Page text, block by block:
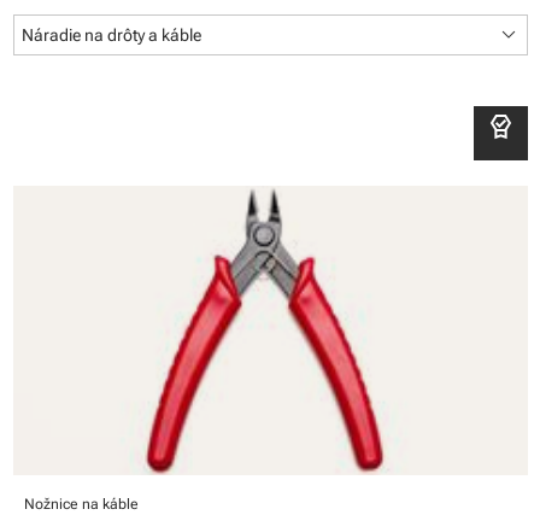
Náradie na drôty a káble keyboard_arrow_down
editor_choice
Nožnice na káble